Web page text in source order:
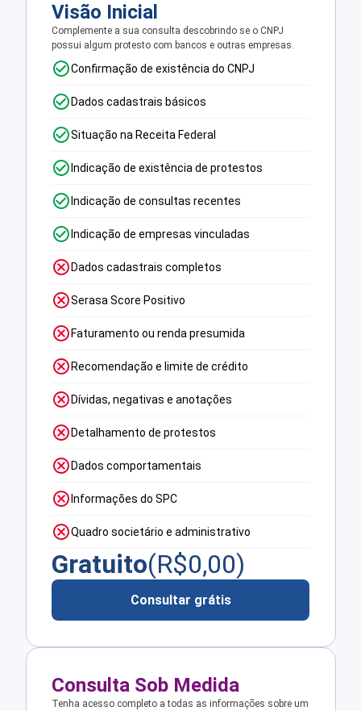
Visão Inicial
Complemente a sua consulta descobrindo se o CNPJ
possui algum protesto com bancos e outras empresas.
Confirmação de existência do CNPJ
Dados cadastrais básicos
Situação na Receita Federal
Indicação de existência de protestos
Indicação de consultas recentes
Indicação de empresas vinculadas
Dados cadastrais completos
Serasa Score Positivo
Faturamento ou renda presumida
Recomendação e limite de crédito
Dívidas, negativas e anotações
Detalhamento de protestos
Dados comportamentais
Informações do SPC
Quadro societário e administrativo
Gratuito(R$0,00)
Consultar grátis
Consulta Sob Medida
Tenha acesso completo a todas as informações sobre um